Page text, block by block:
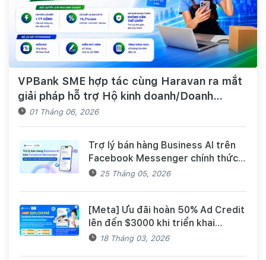
VPBank SME hợp tác cùng Haravan ra mắt
giải pháp hỗ trợ Hộ kinh doanh/Doanh
nghiệp tiếp cận nguồn vốn và quản lý thuế,
hóa đơn điện tử hiệu quả
01 Tháng 06, 2026
Trợ lý bán hàng Business AI trên
Facebook Messenger chính thức
có mặt trên Haravan Harasocial
25 Tháng 05, 2026
[Meta] Ưu đãi hoàn 50% Ad Credit
lên đến $3000 khi triển khai
Facebook Marketing Messages
18 Tháng 03, 2026